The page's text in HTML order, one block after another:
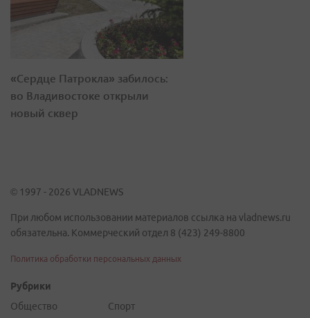
«Сердце Патрокла» забилось:
во Владивостоке открыли
новый сквер
© 1997 - 2026 VLADNEWS
При любом использовании материалов ссылка на vladnews.ru
обязательна. Коммерческий отдел 8 (423) 249-8800
Политика обработки персональных данных
Рубрики
Общество
Спорт